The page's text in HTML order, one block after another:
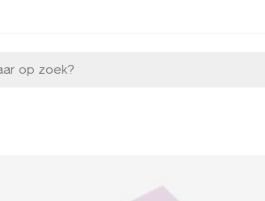
op zoek?